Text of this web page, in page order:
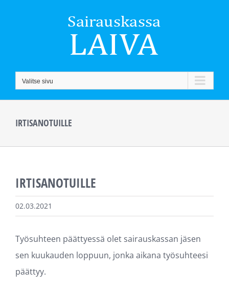
Valitse sivu
IRTISANOTUILLE
IRTISANOTUILLE
02.03.2021
Työsuhteen päättyessä olet sairauskassan jäsen
sen kuukauden loppuun, jonka aikana työsuhteesi
päättyy.